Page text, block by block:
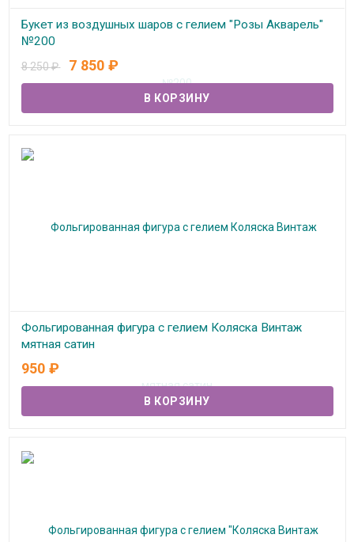
Букет из воздушных шаров с гелием "Розы Акварель"
№200
В наличии
8 250₽ 7 850 ₽
Фольгированная фигура с гелием Коляска Винтаж
мятная сатин
В наличии
950 ₽